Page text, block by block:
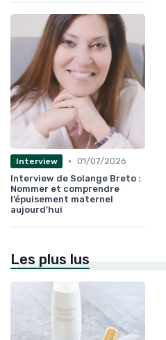
Interview • 01/07/2026
Interview de Solange Breto :
Nommer et comprendre
l’épuisement maternel
aujourd’hui
Les plus lus